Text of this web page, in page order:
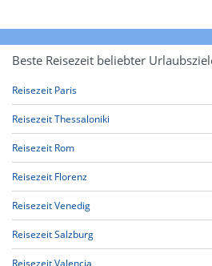
Beste Reisezeit beliebter
Reisezeit Paris
Reisezeit Thessaloniki
Reisezeit Rom
Reisezeit Florenz
Reisezeit Venedig
Reisezeit Salzburg